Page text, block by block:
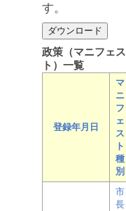
す。
政策（マニフェス
ト）一覧
登録年月日
マ
ニ
フ
ェ
ス
ト
種
別
市
長